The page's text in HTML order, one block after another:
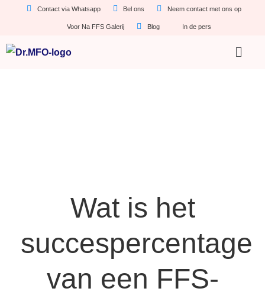
Contact via Whatsapp Bel ons Neem contact met ons op
Voor Na FFS Galerij Blog In de pers
Wat is het
succespercentage
van een FFS-